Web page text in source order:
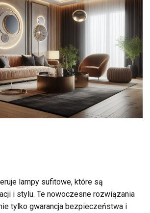
lampy sufitowe, które są
i stylu. Te nowoczesne rozwiązania
tylko gwarancja bezpieczeństwa i